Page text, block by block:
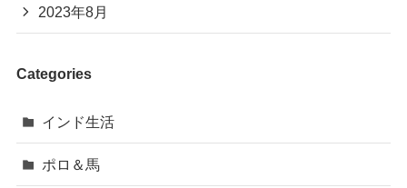
2023年8月
Categories
インド生活
ポロ＆馬